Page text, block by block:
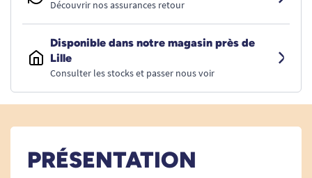
Découvrir nos assurances retour
Disponible dans notre magasin près de
Lille
Consulter les stocks et passer nous voir
PRÉSENTATION